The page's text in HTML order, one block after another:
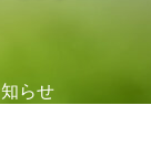
らせ